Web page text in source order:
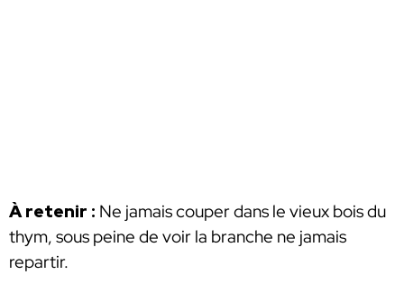
À retenir : Ne jamais couper dans le vieux bois du
thym, sous peine de voir la branche ne jamais
repartir.